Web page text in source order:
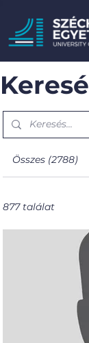
Összes (2788)
877 találat